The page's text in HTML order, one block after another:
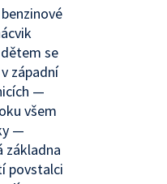
se
západní
—
všem
—
základna
povstalci